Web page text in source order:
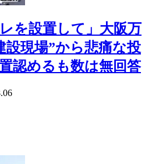
を設置して」大阪万
設現場”から悲痛な投
認めるも数は無回答